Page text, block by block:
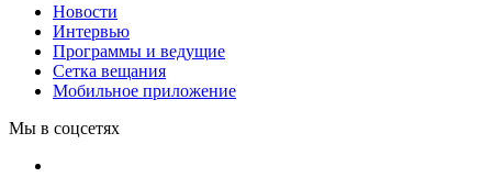
Новости
Интервью
Программы и ведущие
Сетка вещания
Мобильное приложение
Мы в соцсетях